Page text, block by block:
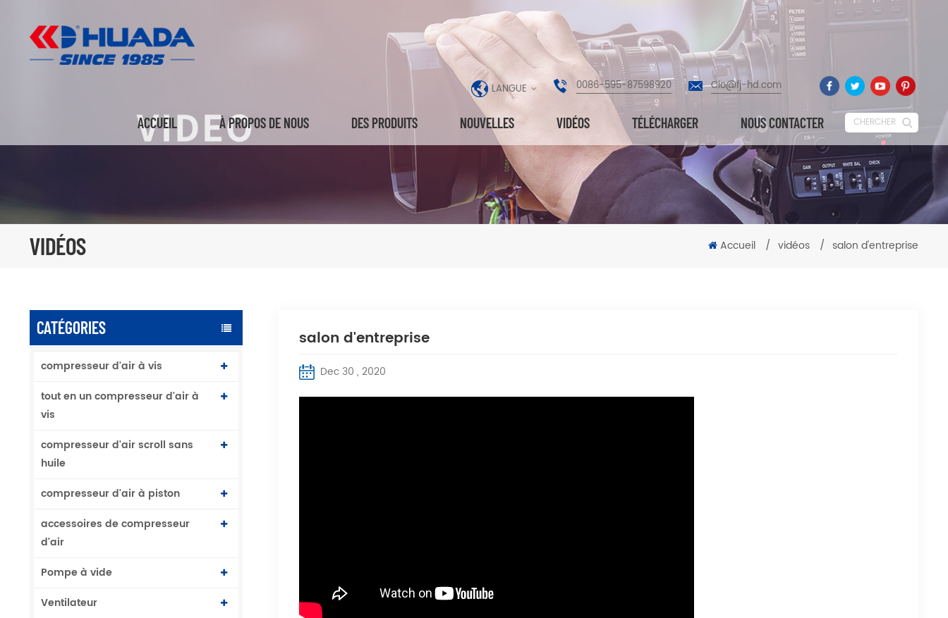
LANGUE 0086-595-87598920 Cio@fj-hd.com
ACCUEIL À PROPOS DE NOUS DES PRODUITS NOUVELLES VIDÉOS TÉLÉCHARGER NOUS CONTACTER CHERCHER
VIDÉOS Accueil / vidéos / salon d'entreprise
CATÉGORIES
compresseur d'air à vis
tout en un compresseur d'air à
vis
compresseur d'air scroll sans
huile
compresseur d'air à piston
accessoires de compresseur
d'air
Pompe à vide
Ventilateur
salon d'entreprise
Dec 30 , 2020